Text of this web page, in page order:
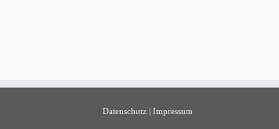
Datenschutz| Impressum